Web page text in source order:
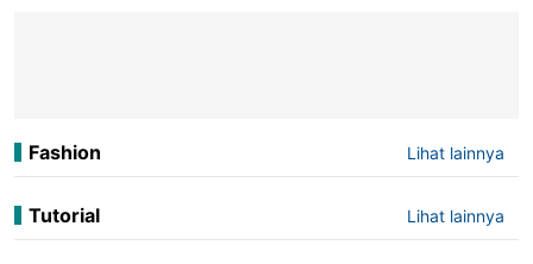
Fashion Lihat lainnya
Tutorial Lihat lainnya